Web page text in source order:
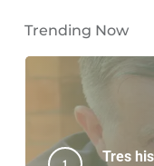
Trending Now
Tres